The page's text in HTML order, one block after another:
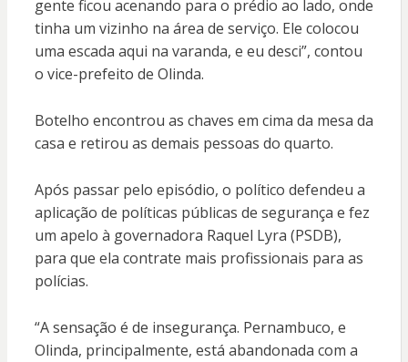
gente ficou acenando para o prédio ao lado, onde
tinha um vizinho na área de serviço. Ele colocou
uma escada aqui na varanda, e eu desci”, contou
o vice-prefeito de Olinda.
Botelho encontrou as chaves em cima da mesa da
casa e retirou as demais pessoas do quarto.
Após passar pelo episódio, o político defendeu a
aplicação de políticas públicas de segurança e fez
um apelo à governadora Raquel Lyra (PSDB),
para que ela contrate mais profissionais para as
polícias.
“A sensação é de insegurança. Pernambuco, e
Olinda, principalmente, está abandonada com a